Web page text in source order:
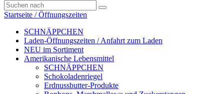
Startseite / Öffnungszeiten
SCHNÄPPCHEN
Laden-Öffnungszeiten / Anfahrt zum Laden
NEU im Sortiment
Amerikanische Lebensmittel
SCHNÄPPCHEN
Schokoladenriegel
Erdnussbutter-Produkte